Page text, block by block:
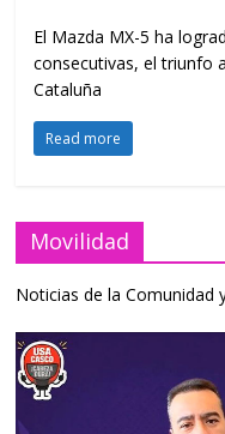
El Mazda MX-5 ha
consecutivas, el triunfo
Cataluña
Read more
Movilidad
Noticias de la Comunidad